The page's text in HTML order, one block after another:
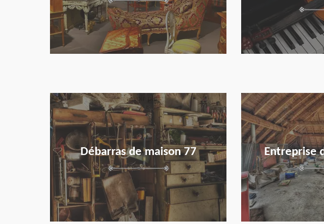
Débarras de maison 77
en savoir plus
Entreprise
en